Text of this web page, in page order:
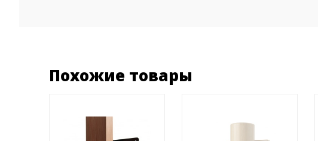
Похожие товары